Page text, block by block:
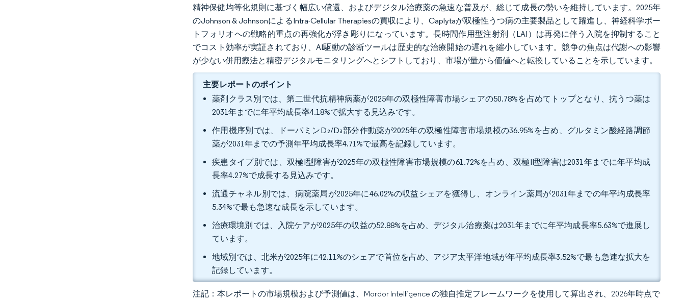
精神保健均等化規則に基づく幅広い償還、およびデジタル治療薬の急速な普及が、総じて成長の勢いを維持しています。2025年
のJohnson & JohnsonによるIntra-Cellular Therapiesの買収により、Caplytaが双極性うつ病の主要製品として躍進し、神経科学ポー
トフォリオへの戦略的重点の再強化が浮き彫りになっています。長時間作用型注射剤（LAI）は再発に伴う入院を抑制すること
でコスト効率が実証されており、AI駆動の診断ツールは歴史的な治療開始の遅れを縮小しています。競争の焦点は代謝への影響
が少ない併用療法と精密デジタルモニタリングへとシフトしており、市場が量から価値へと転換していることを示しています。
主要レポートのポイント
薬剤クラス別では、第二世代抗精神病薬が2025年の双極性障害市場シェアの50.78%を占めてトップとなり、抗うつ薬は
2031年までに年平均成長率4.18%で拡大する見込みです。
作用機序別では、ドーパミンD₂/D₃部分作動薬が2025年の双極性障害市場規模の36.95%を占め、グルタミン酸経路調節
薬が2031年までの予測年平均成長率4.71%で最高を記録しています。
疾患タイプ別では、双極I型障害が2025年の双極性障害市場規模の61.72%を占め、双極II型障害は2031年までに年平均成
長率4.27%で成長する見込みです。
流通チャネル別では、病院薬局が2025年に46.02%の収益シェアを獲得し、オンライン薬局が2031年までの年平均成長率
5.34%で最も急速な成長を示しています。
治療環境別では、入院ケアが2025年の収益の52.88%を占め、デジタル治療薬は2031年までに年平均成長率5.63%で進展し
ています。
地域別では、北米が2025年に42.11%のシェアで首位を占め、アジア太平洋地域が年平均成長率3.52%で最も急速な拡大を
記録しています。
注記：本レポートの市場規模および予測値は、Mordor Intelligence の独自推定フレームワークを使用して算出され、2026年時点で